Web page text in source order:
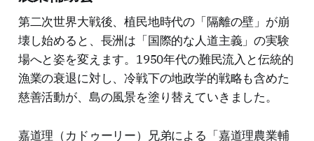
第二次世界大戦後、植民地時代の「隔離の壁」が崩
壊し始めると、長洲は「国際的な人道主義」の実験
場へと姿を変えます。1950年代の難民流入と伝統的
漁業の衰退に対し、冷戦下の地政学的戦略も含めた
慈善活動が、島の風景を塗り替えていきました。
嘉道理（カドゥーリー）兄弟による「嘉道理農業輔